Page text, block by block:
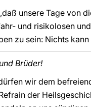
unsere Tage von
und risikolosen
zu sein: Nichts
Brüder!
wir dem
der